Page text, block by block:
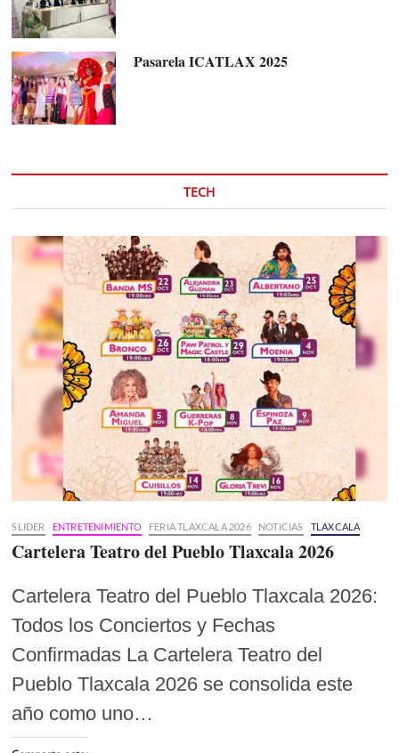
Pasarela ICATLAX 2025
TECH
SLIDER ENTRETENIMIENTO FERIA TLAXCALA 2026 NOTICIAS TLAXCALA
Cartelera Teatro del Pueblo Tlaxcala 2026
Cartelera Teatro del Pueblo Tlaxcala 2026:
Todos los Conciertos y Fechas
Confirmadas La Cartelera Teatro del
Pueblo Tlaxcala 2026 se consolida este
año como uno…